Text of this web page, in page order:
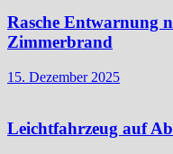
Rasche Entwarnung
Zimmerbrand
15. Dezember 2025
Leichtfahrzeug auf